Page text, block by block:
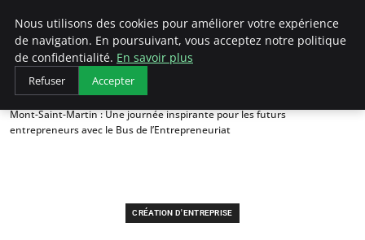
LECFCM
Accueil
Création d'entreprise
Mont-Saint-Martin : Une journée inspirante pour les futurs
entrepreneurs avec le Bus de l’Entrepreneuriat
CRÉATION D'ENTREPRISE
Nous utilisons des cookies pour améliorer votre expérience
de navigation. En poursuivant, vous acceptez notre politique
de confidentialité. En savoir plus
Refuser Accepter